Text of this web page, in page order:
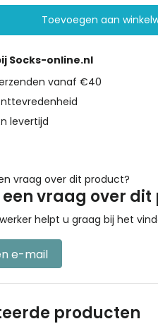
Toevoegen aan
Socks-online.nl
vanaf €40
levertijd
een vraag over
helpt u graag bij het
e-mail
producten